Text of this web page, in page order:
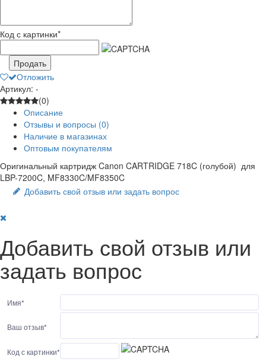
Код с картинки*
Продать
Отложить
Артикул: -
(0)
Описание
Отзывы и вопросы (0)
Наличие в магазинах
Оптовым покупателям
Оригинальный картридж Canon CARTRIDGE 718C (голубой) для
LBP-7200C, MF8330C/MF8350C
Добавить свой отзыв или задать вопрос
Добавить свой отзыв или
задать вопрос
Имя*
Ваш отзыв*
Код с картинки*